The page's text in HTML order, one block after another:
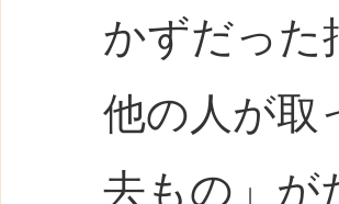
かずだった
他の人が取
去もの」が